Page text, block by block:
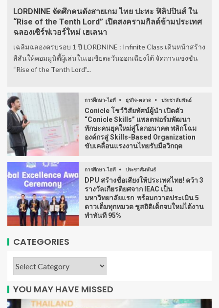
LORDNINE จัดศึกคนดังสายเกม ไทย ปะทะ ฟิลิปปินส์ ใน
“Rise of the Tenth Lord” เปิดสงครามกิลด์ข้ามประเทศ
ฉลองเซิร์ฟเวอร์ใหม่ เฮเลนา
เฉลิมฉลองครบรอบ 1 ปี LORDNINE : Infinite Class เดินหน้าสร้าง
สีสันให้คอมมูนิตี้ผู้เล่นในเอเชียตะวันออกเฉียงใต้ จัดการแข่งขัน
“Rise of the Tenth Lord”...
การศึกษา-ไอที ธุรกิจ-ตลาด ประชาสัมพันธ์
Conicle โชว์วิสัยทัศน์ผู้นำ เปิดตัว
“Conicle Skills” แพลตฟอร์มพัฒนา
ทักษะคนยุคใหม่สู่โลกอนาคต พลิกโฉม
องค์กรสู่ Skills-Based Organization
ขับเคลื่อนแรงงานไทยรับมือวิกฤต
การศึกษา-ไอที ประชาสัมพันธ์
DPU สร้างชื่อเสียงให้ประเทศไทย! คว้า 3
รางวัลเกียรติยศจาก IEAC เป็น
มหาวิทยาลัยแรก พร้อมกวาดประเมิน 5
ดาวเต็มทุกหมวด ชูสถิติเด็กจบใหม่ได้งาน
ทำทันที 95%
CATEGORIES
YOU MAY HAVE MISSED